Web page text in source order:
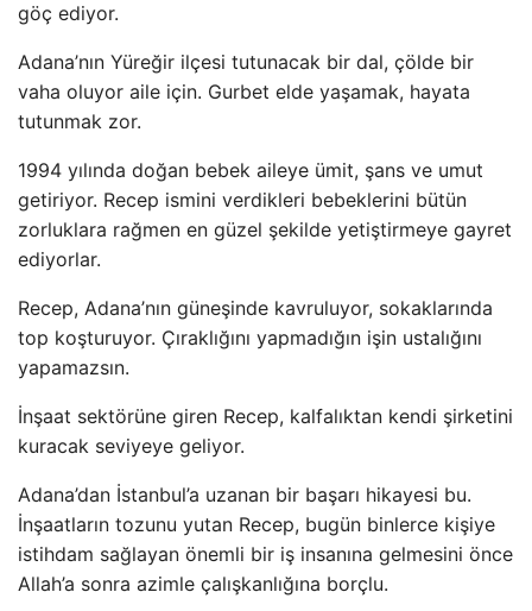
göç ediyor.
Adana’nın Yüreğir ilçesi tutunacak bir dal, çölde bir
vaha oluyor aile için. Gurbet elde yaşamak, hayata
tutunmak zor.
1994 yılında doğan bebek aileye ümit, şans ve umut
getiriyor. Recep ismini verdikleri bebeklerini bütün
zorluklara rağmen en güzel şekilde yetiştirmeye gayret
ediyorlar.
Recep, Adana’nın güneşinde kavruluyor, sokaklarında
top koşturuyor. Çıraklığını yapmadığın işin ustalığını
yapamazsın.
İnşaat sektörüne giren Recep, kalfalıktan kendi şirketini
kuracak seviyeye geliyor.
Adana’dan İstanbul’a uzanan bir başarı hikayesi bu.
İnşaatların tozunu yutan Recep, bugün binlerce kişiye
istihdam sağlayan önemli bir iş insanına gelmesini önce
Allah’a sonra azimle çalışkanlığına borçlu.